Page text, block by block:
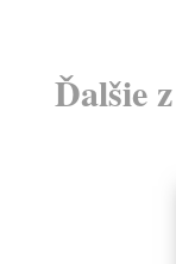
Ďalšie